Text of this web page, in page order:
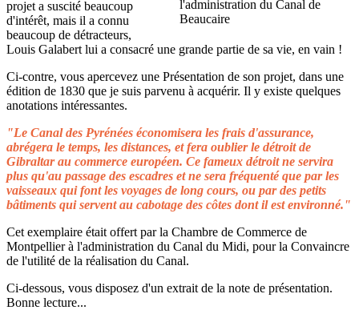
projet a suscité beaucoup
d'intérêt, mais il a connu
beaucoup de détracteurs,
Louis Galabert lui a consacré une grande partie de sa vie, en vain !
Ci-contre, vous apercevez une Présentation de son projet, dans une
édition de 1830 que je suis parvenu à acquérir. Il y existe quelques
anotations intéressantes.
"Le Canal des Pyrénées économisera les frais d'assurance,
abrégera le temps, les distances, et fera oublier le détroit de
Gibraltar au commerce européen. Ce fameux détroit ne servira
plus qu'au passage des escadres et ne sera fréquenté que par les
vaisseaux qui font les voyages de long cours, ou par des petits
bâtiments qui servent au cabotage des côtes dont il est environné."
Cet exemplaire était offert par la Chambre de Commerce de
Montpellier à l'administration du Canal du Midi, pour la Convaincre
de l'utilité de la réalisation du Canal.
Ci-dessous, vous disposez d'un extrait de la note de présentation.
Bonne lecture...